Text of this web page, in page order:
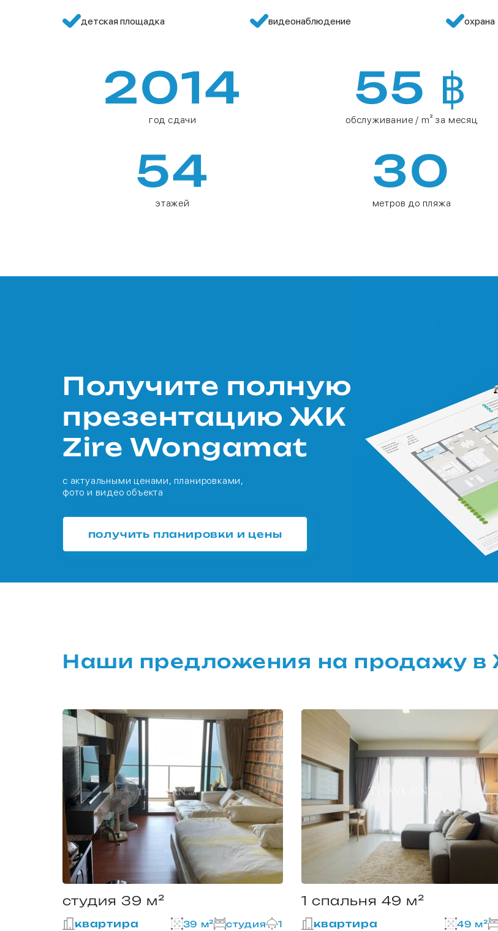
детская площадка видеонаблюдение охрана
2014
год сдачи
55 ฿
обслуживание / m² за месяц
54
этажей
30
метров до пляжа
Получите полную
презентацию ЖК
Zire Wongamat
с актуальными ценами, планировками,
фото и видео объекта
получить планировки и цены
Наши предложения на продажу в
студия 39 м²
квартира 39 м² студия 1
1 спальня 49 м²
квартира 49 м²